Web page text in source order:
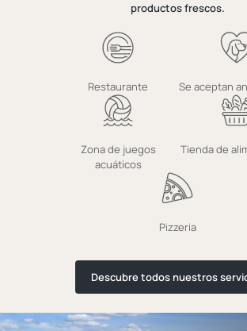
productos frescos.
Restaurante Se aceptan
Zona de juegos
acuáticos
Tienda de
Pizzeria
Descubre todos nuestros